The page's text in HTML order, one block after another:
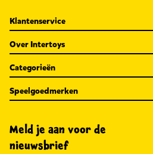
Klantenservice
Over Intertoys
Categorieën
Speelgoedmerken
Meld je aan voor de
nieuwsbrief